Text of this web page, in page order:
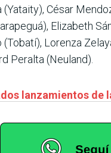
César
Elizabeth
Lorenza
Peralta (Neuland).
lanzamientos de